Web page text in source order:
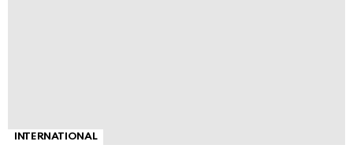
INTERNATIONAL